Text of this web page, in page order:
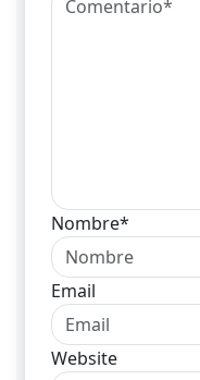
Nombre*
Email
Website